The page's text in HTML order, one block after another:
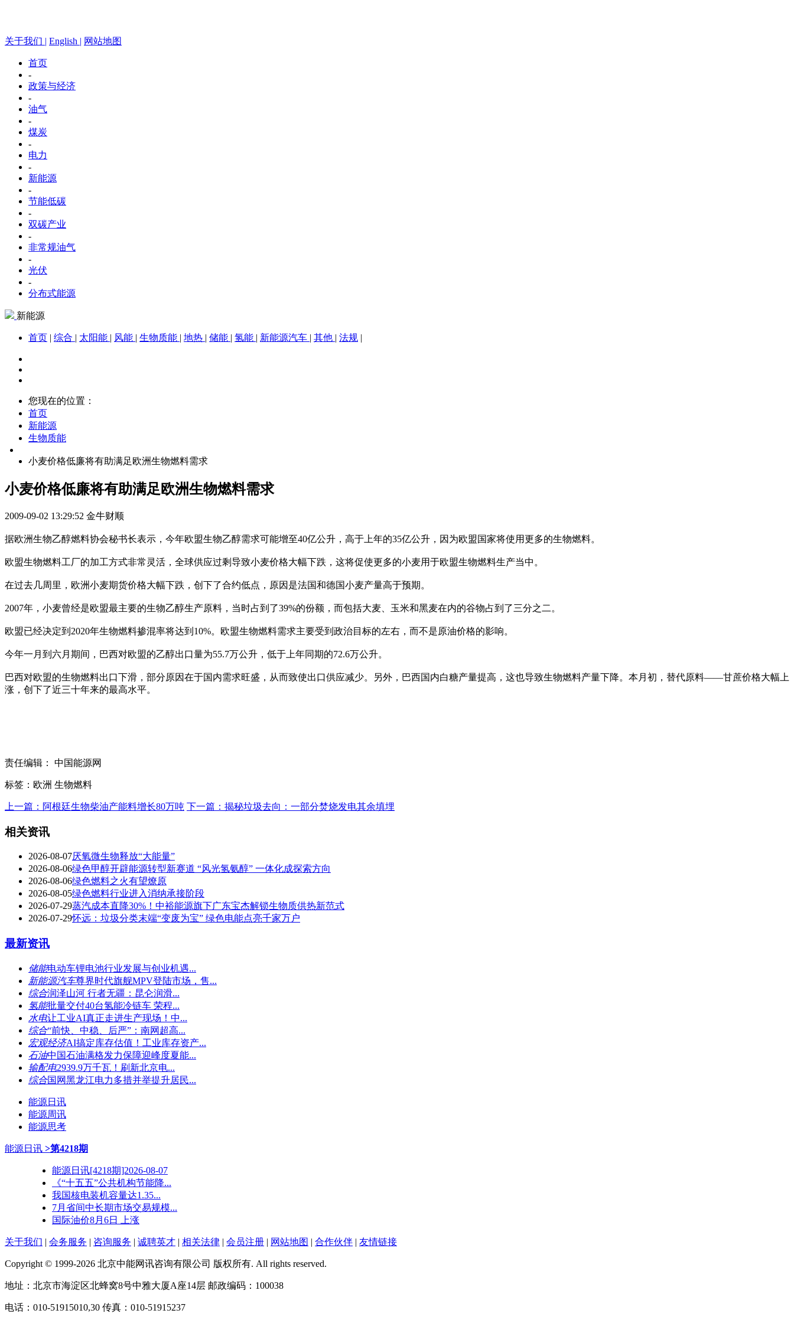
关于我们 | English | 网站地图
首页
-
政策与经济
-
油气
-
煤炭
-
电力
-
新能源
-
节能低碳
-
双碳产业
-
非常规油气
-
光伏
-
分布式能源
新能源
首页 | 综合 | 太阳能 | 风能 | 生物质能 | 地热 | 储能 | 氢能 | 新能源汽车 | 其他 | 法规 |
您现在的位置：
首页
新能源
生物质能
小麦价格低廉将有助满足欧洲生物燃料需求
小麦价格低廉将有助满足欧洲生物燃料需求
2009-09-02 13:29:52 金牛财顺
据欧洲生物乙醇燃料协会秘书长表示，今年欧盟生物乙醇需求可能增至40亿公升，高于上年的35亿公升，因为欧盟国家将使用更多的生物燃料。
欧盟生物燃料工厂的加工方式非常灵活，全球供应过剩导致小麦价格大幅下跌，这将促使更多的小麦用于欧盟生物燃料生产当中。
在过去几周里，欧洲小麦期货价格大幅下跌，创下了合约低点，原因是法国和德国小麦产量高于预期。
2007年，小麦曾经是欧盟最主要的生物乙醇生产原料，当时占到了39%的份额，而包括大麦、玉米和黑麦在内的谷物占到了三分之二。
欧盟已经决定到2020年生物燃料掺混率将达到10%。欧盟生物燃料需求主要受到政治目标的左右，而不是原油价格的影响。
今年一月到六月期间，巴西对欧盟的乙醇出口量为55.7万公升，低于上年同期的72.6万公升。
巴西对欧盟的生物燃料出口下滑，部分原因在于国内需求旺盛，从而致使出口供应减少。另外，巴西国内白糖产量提高，这也导致生物燃料产量下降。本月初，替代原料――甘蔗价格大幅上
涨，创下了近三十年来的最高水平。
责任编辑： 中国能源网
标签：欧洲 生物燃料
上一篇：阿根廷生物柴油产能料增长80万吨 下一篇：揭秘垃圾去向：一部分焚烧发电其余填埋
相关资讯
2026-08-07厌氧微生物释放“大能量”
2026-08-06绿色甲醇开辟能源转型新赛道 “风光氢氨醇” 一体化成探索方向
2026-08-06绿色燃料之火有望燎原
2026-08-05绿色燃料行业进入消纳承接阶段
2026-07-29蒸汽成本直降30%！中裕能源旗下广东宝杰解锁生物质供热新范式
2026-07-29怀远：垃圾分类末端“变废为宝” 绿色电能点亮千家万户
最新资讯
储能电动车锂电池行业发展与创业机遇...
新能源汽车尊界时代旗舰MPV登陆市场，售...
综合​润泽山河 行者无疆：昆仑润滑...
氢能批量交付40台氢能冷链车 荣程...
水电让工业AI真正走进生产现场！中...
综合“前快、中稳、后严”：南网超高...
宏观经济AI搞定库存估值！工业库存资产...
石油中国石油满格发力保障迎峰度夏能...
输配电2939.9万千瓦！刷新北京电...
综合国网黑龙江电力多措并举提升居民...
能源日讯
能源周讯
能源思考
能源日讯 >第4218期
能源日讯[4218期]2026-08-07
《“十五五”公共机构节能降...
我国核电装机容量达1.35...
7月省间中长期市场交易规模...
国际油价8月6日 上涨
关于我们 | 会务服务 | 咨询服务 | 诚聘英才 | 相关法律 | 会员注册 | 网站地图 | 合作伙伴 | 友情链接
Copyright © 1999-2026 北京中能网讯咨询有限公司 版权所有. All rights reserved.
地址：北京市海淀区北蜂窝8号中雅大厦A座14层 邮政编码：100038
电话：010-51915010,30 传真：010-51915237